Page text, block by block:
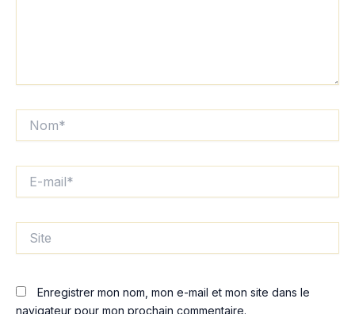
mail*
Enregistrer mon nom, mon e-mail et mon site dans le
navigateur pour mon prochain commentaire.